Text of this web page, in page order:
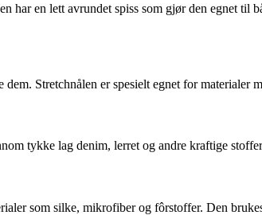
har en lett avrundet spiss som gjør den egnet til
Stretchnålen er spesielt egnet for materialer
tykke lag denim, lerret og andre kraftige
som silke, mikrofiber og fôrstoffer. Den